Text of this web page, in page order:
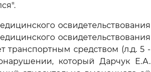
освидетельствования
освидетельствования
транспортным средством (л.д. 5 -
который Дарчук Е.А.